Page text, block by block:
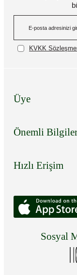
KVKK
Üye
Önemli
Hızlı Erişim
Sosyal